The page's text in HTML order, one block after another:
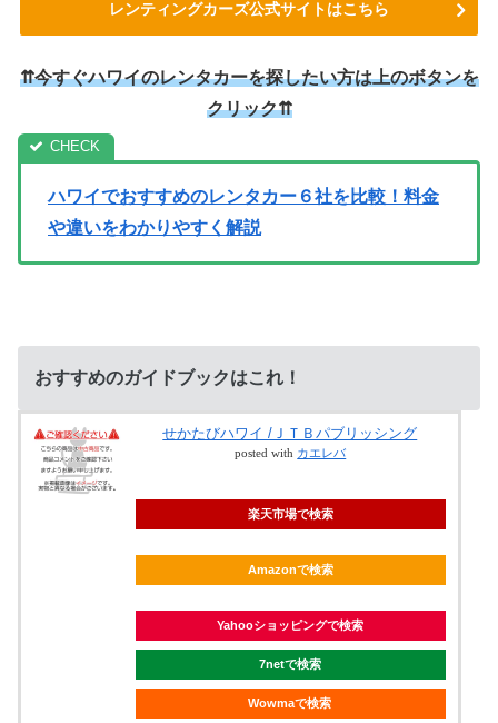
レンティングカーズ公式サイトはこちら
⇈今すぐハワイのレンタカーを探したい方は上のボタンを
クリック⇈
ハワイでおすすめのレンタカー６社を比較！料金
や違いをわかりやすく解説
おすすめのガイドブックはこれ！
せかたびハワイ /ＪＴＢパブリッシング
posted with カエレバ
楽天市場で検索
Amazonで検索
Yahooショッピングで検索
7netで検索
Wowmaで検索